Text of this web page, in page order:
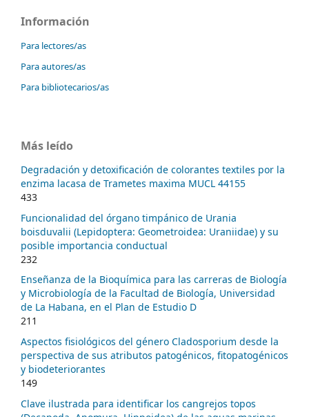
Información
Para lectores/as
Para autores/as
Para bibliotecarios/as
Más leído
Degradación y detoxificación de colorantes textiles por la
enzima lacasa de Trametes maxima MUCL 44155
433
Funcionalidad del órgano timpánico de Urania
boisduvalii (Lepidoptera: Geometroidea: Uraniidae) y su
posible importancia conductual
232
Enseñanza de la Bioquímica para las carreras de Biología
y Microbiología de la Facultad de Biología, Universidad
de La Habana, en el Plan de Estudio D
211
Aspectos fisiológicos del género Cladosporium desde la
perspectiva de sus atributos patogénicos, fitopatogénicos
y biodeteriorantes
149
Clave ilustrada para identificar los cangrejos topos